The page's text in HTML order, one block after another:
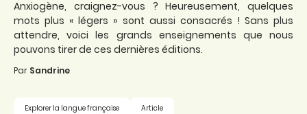
Anxiogène, craignez-vous ? Heureusement, quelques
mots plus « légers » sont aussi consacrés ! Sans plus
attendre, voici les grands enseignements que nous
pouvons tirer de ces dernières éditions.
Par Sandrine
Explorer la langue française Article